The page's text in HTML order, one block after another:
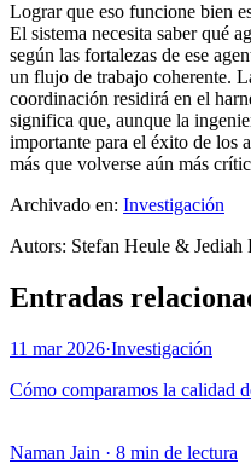
Lograr que eso funcione bien
El sistema necesita saber qué
según las fortalezas de ese
un flujo de trabajo coherente.
coordinación residirá en el
significa que, aunque la
importante para el éxito de los
más que volverse aún más
Archivado en: Investigación
Autors: Stefan Heule & Jediah
Entradas
11 mar 2026·Investigación
Cómo comparamos la calidad
Naman Jain · 8 min de lectura